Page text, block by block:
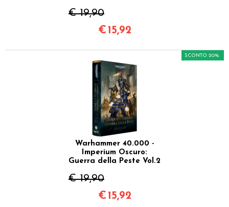
€ 19,90
€ 15,92
Warhammer 40.000 -
Imperium Oscuro:
Guerra della Peste Vol.2
€ 19,90
SCONTO 20%
€ 15,92